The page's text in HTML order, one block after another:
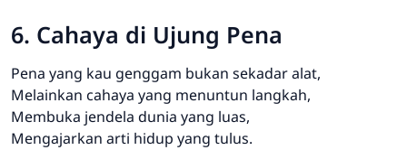
6. Cahaya di Ujung Pena
Pena yang kau genggam bukan sekadar alat,
Melainkan cahaya yang menuntun langkah,
Membuka jendela dunia yang luas,
Mengajarkan arti hidup yang tulus.